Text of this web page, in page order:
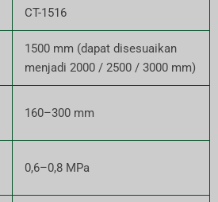
CT-1516
1500 mm (dapat disesuaikan
menjadi 2000 / 2500 / 3000 mm)
160–300 mm
0,6–0,8 MPa